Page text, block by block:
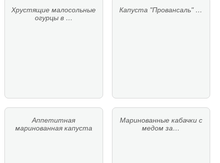
Хрустящие малосольные
огурцы в …
Капуста "Провансаль" …
Аппетитная
маринованная капуста
Маринованные кабачки с
медом за…